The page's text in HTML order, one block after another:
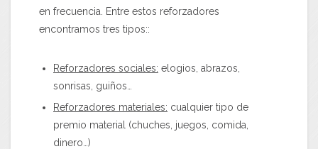
en frecuencia. Entre estos reforzadores
encontramos tres tipos::
Reforzadores sociales: elogios, abrazos,
sonrisas, guiños…
Reforzadores materiales: cualquier tipo de
premio material (chuches, juegos, comida,
dinero…)